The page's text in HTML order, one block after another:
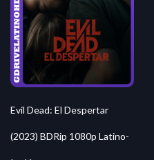
Evil Dead: El Despertar
(2023) BDRip 1080p Latino-